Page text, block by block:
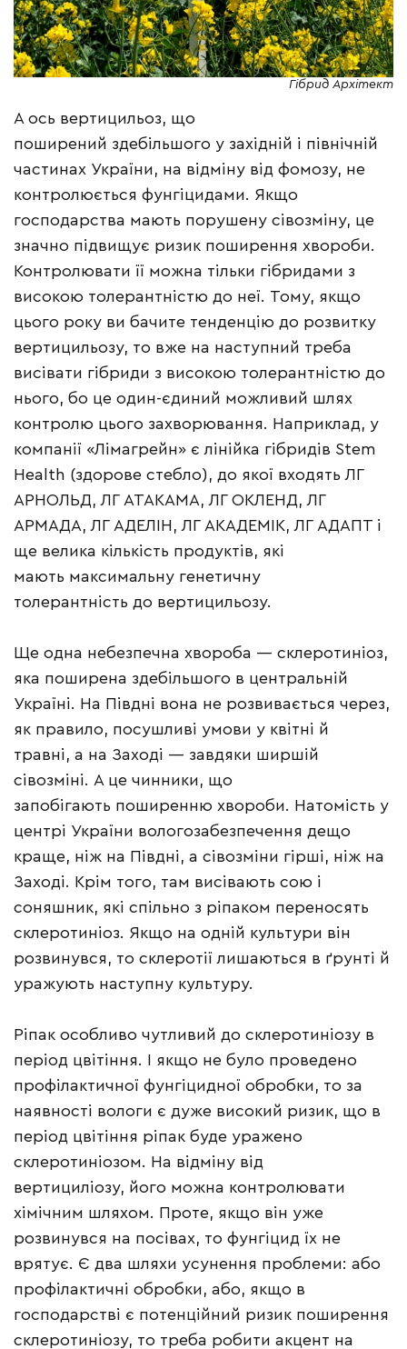
Гібрид Архітект
А ось вертицильоз, що
поширений здебільшого у західній і північній
частинах України, на відміну від фомозу, не
контролюється фунгіцидами. Якщо
господарства мають порушену сівозміну, це
значно підвищує ризик поширення хвороби.
Контролювати її можна тільки гібридами з
високою толерантністю до неї. Тому, якщо
цього року ви бачите тенденцію до розвитку
вертицильозу, то вже на наступний треба
висівати гібриди з високою толерантністю до
нього, бо це один-єдиний можливий шлях
контролю цього захворювання. Наприклад, у
компанії «Лімагрейн» є лінійка гібридів Stem
Health (здорове стебло), до якої входять ЛГ
АРНОЛЬД, ЛГ АТАКАМА, ЛГ ОКЛЕНД, ЛГ
АРМАДА, ЛГ АДЕЛІН, ЛГ АКАДЕМІК, ЛГ АДАПТ і
ще велика кількість продуктів, які
мають максимальну генетичну
толерантність до вертицильозу.
Ще одна небезпечна хвороба — склеротиніоз,
яка поширена здебільшого в центральній
Україні. На Півдні вона не розвивається через,
як правило, посушливі умови у квітні й
травні, а на Заході — завдяки ширшій
сівозміні. А це чинники, що
запобігають поширенню хвороби. Натомість у
центрі України вологозабезпечення дещо
краще, ніж на Півдні, а сівозміни гірші, ніж на
Заході. Крім того, там висівають сою і
соняшник, які спільно з ріпаком переносять
склеротиніоз. Якщо на одній культури він
розвинувся, то склеротії лишаються в ґрунті й
уражують наступну культуру.
Ріпак особливо чутливий до склеротиніозу в
період цвітіння. І якщо не було проведено
профілактичної фунгіцидної обробки, то за
наявності вологи є дуже високий ризик, що в
період цвітіння ріпак буде уражено
склеротиніозом. На відміну від
вертициліозу, його можна контролювати
хімічним шляхом. Проте, якщо він уже
розвинувся на посівах, то фунгіцид їх не
врятує. Є два шляхи усунення проблеми: або
профілактичні обробки, або, якщо в
господарстві є потенційний ризик поширення
склеротиніозу, то треба робити акцент на